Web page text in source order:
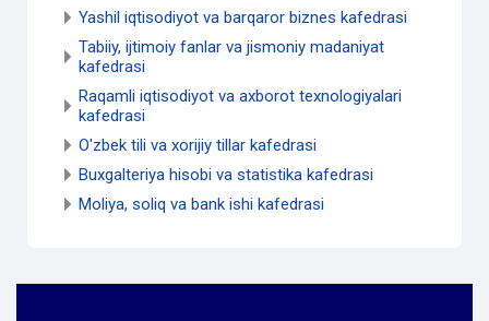
Yashil iqtisodiyot va barqaror biznes kafedrasi
Tabiiy, ijtimoiy fanlar va jismoniy madaniyat
kafedrasi
Raqamli iqtisodiyot va axborot texnologiyalari
kafedrasi
O'zbek tili va xorijiy tillar kafedrasi
Buxgalteriya hisobi va statistika kafedrasi
Moliya, soliq va bank ishi kafedrasi